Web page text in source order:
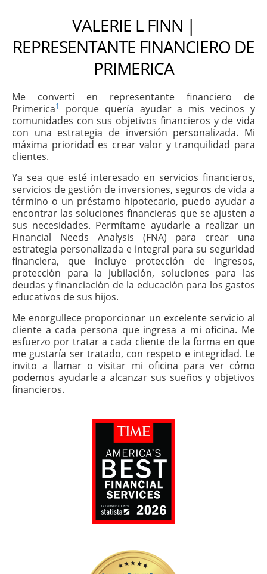
VALERIE L FINN |
REPRESENTANTE FINANCIERO DE
PRIMERICA
Me convertí en representante financiero de
Primerica1
porque quería ayudar a mis vecinos y
comunidades con sus objetivos financieros y de vida
con una estrategia de inversión personalizada. Mi
máxima prioridad es crear valor y tranquilidad para
clientes.
Ya sea que esté interesado en servicios financieros,
servicios de gestión de inversiones, seguros de vida a
término o un préstamo hipotecario, puedo ayudar a
encontrar las soluciones financieras que se ajusten a
sus necesidades. Permítame ayudarle a realizar un
Financial Needs Analysis (FNA) para crear una
estrategia personalizada e integral para su seguridad
financiera, que incluye protección de ingresos,
protección para la jubilación, soluciones para las
deudas y financiación de la educación para los gastos
educativos de sus hijos.
Me enorgullece proporcionar un excelente servicio al
cliente a cada persona que ingresa a mi oficina. Me
esfuerzo por tratar a cada cliente de la forma en que
me gustaría ser tratado, con respeto e integridad. Le
invito a llamar o visitar mi oficina para ver cómo
podemos ayudarle a alcanzar sus sueños y objetivos
financieros.